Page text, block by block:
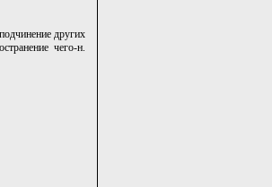
других
чего-н.